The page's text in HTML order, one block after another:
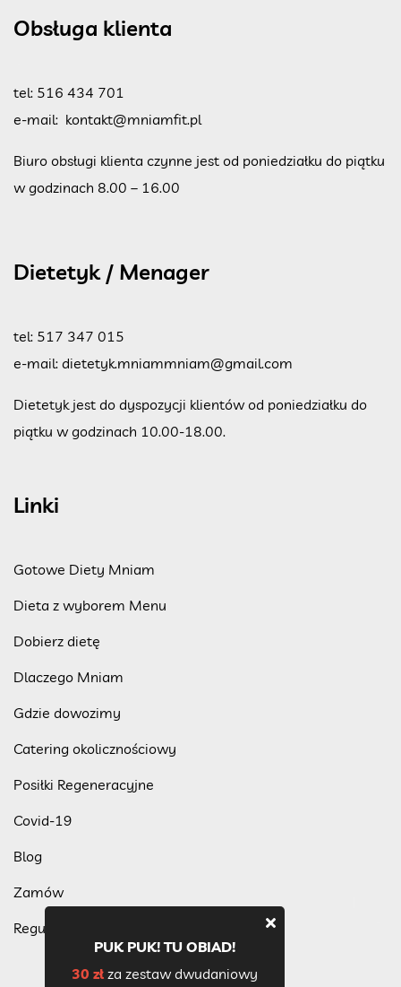
Obsługa klienta
tel: 516 434 701
e-mail: kontakt@mniamfit.pl
Biuro obsługi klienta czynne jest od poniedziałku do piątku
w godzinach 8.00 – 16.00
Dietetyk / Menager
tel: 517 347 015
e-mail: dietetyk.mniammniam@gmail.com
Dietetyk jest do dyspozycji klientów od poniedziałku do
piątku w godzinach 10.00-18.00.
Linki
Gotowe Diety Mniam
Dieta z wyborem Menu
Dobierz dietę
Dlaczego Mniam
Gdzie dowozimy
Catering okolicznościowy
Posiłki Regeneracyjne
Covid-19
Blog
Zamów
Regulamin programu lojalnościowego
PUK PUK! TU OBIAD!
30 zł za zestaw dwudaniowy